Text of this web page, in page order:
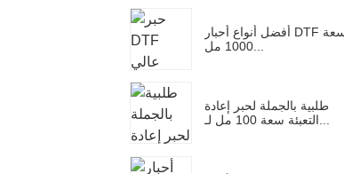
أفضل أنواع أحبار DTF سعة
طلبية بالجملة لحبر إعادة
التعبئة سعة 100 مل لـ...